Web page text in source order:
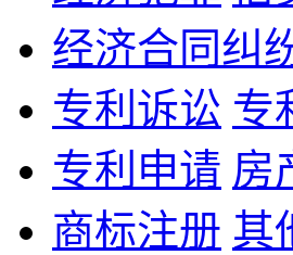
经济合同纠
专利诉讼 专
专利申请 房
商标注册 其